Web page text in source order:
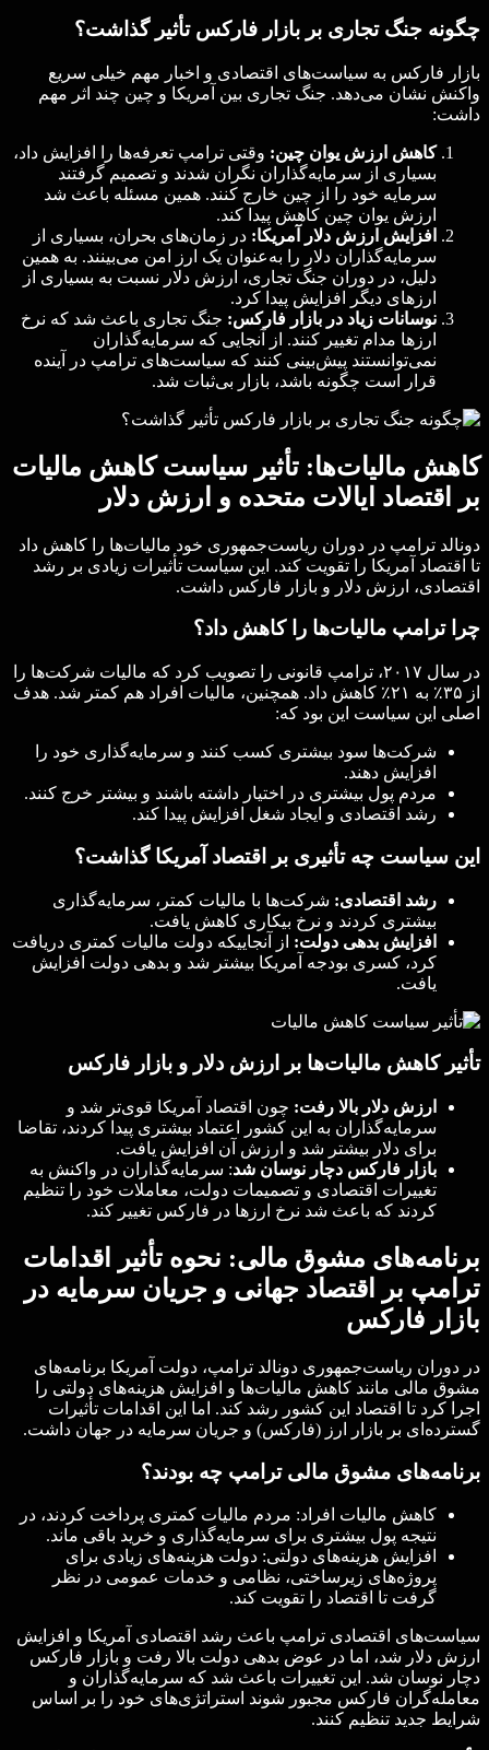
چگونه جنگ تجاری بر بازار فارکس تأثیر گذاشت؟
بازار فارکس به سیاست‌های اقتصادی و اخبار مهم خیلی سریع
واکنش نشان می‌دهد. جنگ تجاری بین آمریکا و چین چند اثر مهم
داشت:
کاهش ارزش یوان چین: وقتی ترامپ تعرفه‌ها را افزایش داد،
بسیاری از سرمایه‌گذاران نگران شدند و تصمیم گرفتند
سرمایه خود را از چین خارج کنند. همین مسئله باعث شد
ارزش یوان چین کاهش پیدا کند.
افزایش ارزش دلار آمریکا: در زمان‌های بحران، بسیاری از
سرمایه‌گذاران دلار را به‌عنوان یک ارز امن می‌بینند. به همین
دلیل، در دوران جنگ تجاری، ارزش دلار نسبت به بسیاری از
ارزهای دیگر افزایش پیدا کرد.
نوسانات زیاد در بازار فارکس: جنگ تجاری باعث شد که نرخ
ارزها مدام تغییر کنند. از آنجایی که سرمایه‌گذاران
نمی‌توانستند پیش‌بینی کنند که سیاست‌های ترامپ در آینده
قرار است چگونه باشد، بازار بی‌ثبات شد.
کاهش مالیات‌ها: تأثیر سیاست کاهش مالیات
بر اقتصاد ایالات متحده و ارزش دلار
دونالد ترامپ در دوران ریاست‌جمهوری خود مالیات‌ها را کاهش داد
تا اقتصاد آمریکا را تقویت کند. این سیاست تأثیرات زیادی بر رشد
اقتصادی، ارزش دلار و بازار فارکس داشت.
چرا ترامپ مالیات‌ها را کاهش داد؟
در سال ۲۰۱۷، ترامپ قانونی را تصویب کرد که مالیات شرکت‌ها را
از ۳۵٪ به ۲۱٪ کاهش داد. همچنین، مالیات افراد هم کمتر شد. هدف
اصلی این سیاست این بود که:
شرکت‌ها سود بیشتری کسب کنند و سرمایه‌گذاری خود را
افزایش دهند.
مردم پول بیشتری در اختیار داشته باشند و بیشتر خرج کنند.
رشد اقتصادی و ایجاد شغل افزایش پیدا کند.
این سیاست چه تأثیری بر اقتصاد آمریکا گذاشت؟
رشد اقتصادی: شرکت‌ها با مالیات کمتر، سرمایه‌گذاری
بیشتری کردند و نرخ بیکاری کاهش یافت.
افزایش بدهی دولت: از آنجاییکه دولت مالیات کمتری دریافت
کرد، کسری بودجه آمریکا بیشتر شد و بدهی دولت افزایش
یافت.
تأثیر کاهش مالیات‌ها بر ارزش دلار و بازار فارکس
ارزش دلار بالا رفت: چون اقتصاد آمریکا قوی‌تر شد و
سرمایه‌گذاران به این کشور اعتماد بیشتری پیدا کردند، تقاضا
برای دلار بیشتر شد و ارزش آن افزایش یافت.
بازار فارکس دچار نوسان شد: سرمایه‌گذاران در واکنش به
تغییرات اقتصادی و تصمیمات دولت، معاملات خود را تنظیم
کردند که باعث شد نرخ ارزها در فارکس تغییر کند.
برنامه‌های مشوق مالی: نحوه تأثیر اقدامات
ترامپ بر اقتصاد جهانی و جریان سرمایه در
بازار فارکس
در دوران ریاست‌جمهوری دونالد ترامپ، دولت آمریکا برنامه‌های
مشوق مالی مانند کاهش مالیات‌ها و افزایش هزینه‌های دولتی را
اجرا کرد تا اقتصاد این کشور رشد کند. اما این اقدامات تأثیرات
گسترده‌ای بر بازار ارز (فارکس) و جریان سرمایه در جهان داشت.
برنامه‌های مشوق مالی ترامپ چه بودند؟
کاهش مالیات افراد: مردم مالیات کمتری پرداخت کردند، در
نتیجه پول بیشتری برای سرمایه‌گذاری و خرید باقی ماند.
افزایش هزینه‌های دولتی: دولت هزینه‌های زیادی برای
پروژه‌های زیرساختی، نظامی و خدمات عمومی در نظر
گرفت تا اقتصاد را تقویت کند.
سیاست‌های اقتصادی ترامپ باعث رشد اقتصادی آمریکا و افزایش
ارزش دلار شد، اما در عوض بدهی دولت بالا رفت و بازار فارکس
دچار نوسان شد. این تغییرات باعث شد که سرمایه‌گذاران و
معامله‌گران فارکس مجبور شوند استراتژی‌های خود را بر اساس
شرایط جدید تنظیم کنند.